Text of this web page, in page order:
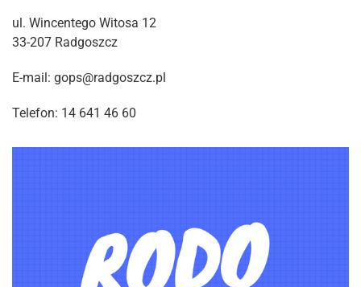
ul. Wincentego Witosa 12
33-207 Radgoszcz
E-mail: gops@radgoszcz.pl
Telefon: 14 641 46 60